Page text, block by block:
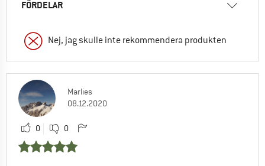
FÖRDELAR
Nej, jag skulle inte rekommendera produkten
Marlies
08.12.2020
0 0